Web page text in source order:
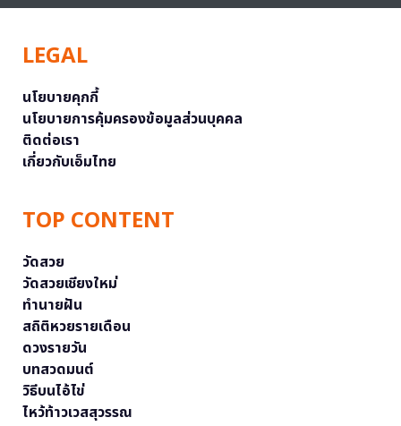
LEGAL
นโยบายคุกกี้
นโยบายการคุ้มครองข้อมูลส่วนบุคคล
ติดต่อเรา
เกี่ยวกับเอ็มไทย
TOP CONTENT
วัดสวย
วัดสวยเชียงใหม่
ทำนายฝัน
สถิติหวยรายเดือน
ดวงรายวัน
บทสวดมนต์
วิธีบนไอ้ไข่
ไหว้ท้าวเวสสุวรรณ